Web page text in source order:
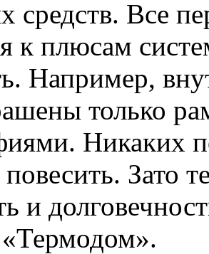
средств. Все
к плюсам
Например,
только
Никаких
Зато
и